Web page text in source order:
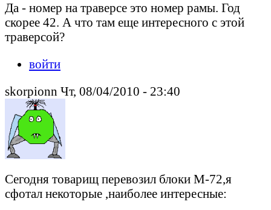
Да - номер на траверсе это номер рамы. Год
скорее 42. А что там еще интересного с этой
траверсой?
войти
skorpionn Чт, 08/04/2010 - 23:40
Сегодня товарищ перевозил блоки М-72,я
сфотал некоторые ,наиболее интересные: